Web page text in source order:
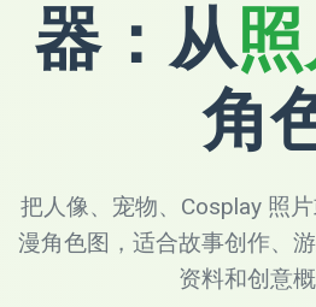
器：从
角
把人像、宠物、Cosplay 照
漫角色图，适合故事创作、
资料和创意概